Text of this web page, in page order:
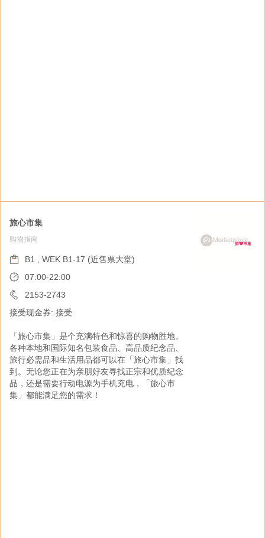
卡莱美
健康美容
B1 , WEK B1-16 (近售票大堂 A 出口)
星期一至四: 09:30-21:00
星期五至日: 09:30-21:30
接受现金券: 接受
卡莱美销售化妆品、护肤品、保健及美容产品等
旅心市集
购物指南
B1 , WEK B1-17 (近售票大堂)
07:00-22:00
2153-2743
接受现金券: 接受
「旅心市集」是个充满特色和惊喜的购物胜地。
各种本地和国际知名包装食品、高品质纪念品、
旅行必需品和生活用品都可以在「旅心市集」找
到。无论您正在为亲朋好友寻找正宗和优质纪念
品，还是需要行动电源为手机充电，「旅心市
集」都能满足您的需求！